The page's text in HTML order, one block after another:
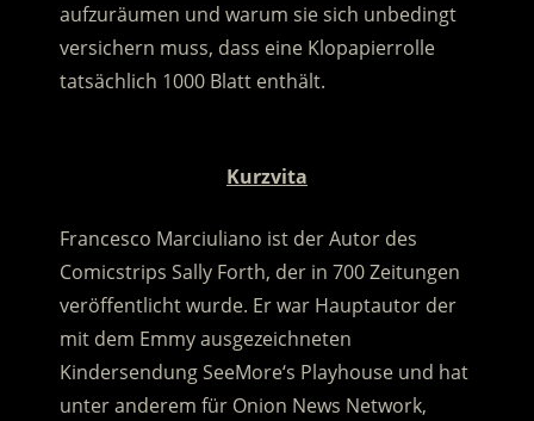
aufzuräumen und warum sie sich unbedingt
versichern muss, dass eine Klopapierrolle
tatsächlich 1000 Blatt enthält.
Kurzvita
Francesco Marciuliano ist der Autor des
Comicstrips Sally Forth, der in 700 Zeitungen
veröffentlicht wurde. Er war Hauptautor der
mit dem Emmy ausgezeichneten
Kindersendung SeeMore‘s Playhouse und hat
unter anderem für Onion News Network,